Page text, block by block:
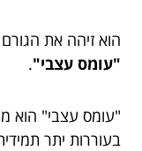
הוא זיהה את
"עומס עצבי".
"עומס עצבי" הוא
בעוררות יתר